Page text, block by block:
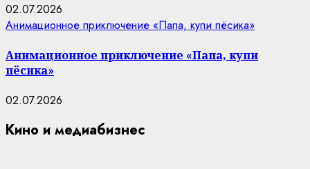
02.07.2026
Анимационное приключение «Папа, купи пёсика»
Анимационное приключение «Папа, купи
пёсика»
02.07.2026
Кино и медиабизнес